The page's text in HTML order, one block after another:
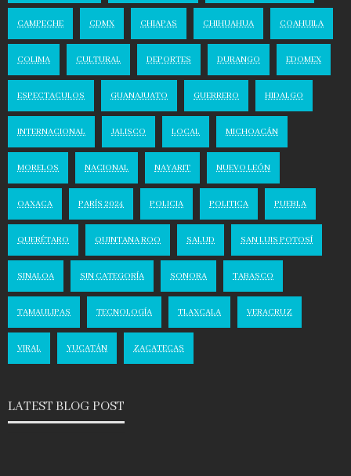
CAMPECHE CDMX CHIAPAS CHIHUAHUA COAHUILA
COLIMA CULTURAL DEPORTES DURANGO EDOMEX
ESPECTACULOS GUANAJUATO GUERRERO HIDALGO
INTERNACIONAL JALISCO LOCAL MICHOACÁN
MORELOS NACIONAL NAYARIT NUEVO LEÓN
OAXACA PARÍS 2024 POLICIA POLITICA PUEBLA
QUERÉTARO QUINTANA ROO SALUD SAN LUIS POTOSÍ
SINALOA SIN CATEGORÍA SONORA TABASCO
TAMAULIPAS TECNOLOGÍA TLAXCALA VERACRUZ
VIRAL YUCATÁN ZACATECAS
LATEST BLOG POST